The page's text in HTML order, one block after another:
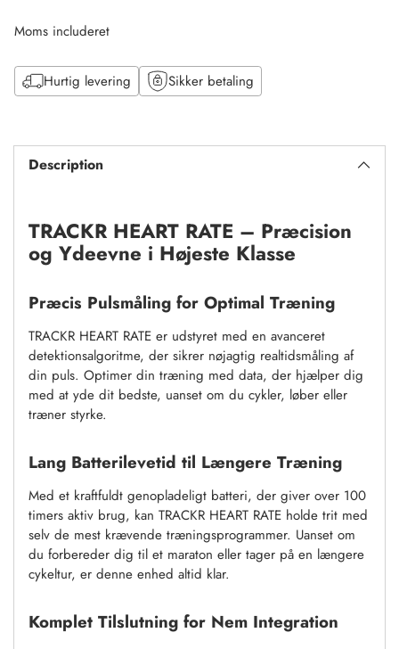
Moms includeret
Hurtig levering Sikker betaling
til
kurvDescription
TRACKR HEART RATE – Præcision
og Ydeevne i Højeste Klasse
Præcis Pulsmåling for Optimal Træning
TRACKR HEART RATE er udstyret med en avanceret
detektionsalgoritme, der sikrer nøjagtig realtidsmåling af
din puls. Optimer din træning med data, der hjælper dig
med at yde dit bedste, uanset om du cykler, løber eller
træner styrke.
Lang Batterilevetid til Længere Træning
Med et kraftfuldt genopladeligt batteri, der giver over 100
timers aktiv brug, kan TRACKR HEART RATE holde trit med
selv de mest krævende træningsprogrammer. Uanset om
du forbereder dig til et maraton eller tager på en længere
cykeltur, er denne enhed altid klar.
Komplet Tilslutning for Nem Integration